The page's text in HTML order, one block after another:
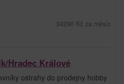
34290 Kč za měsíc
Hradec Králové
ostrahy do prodejny hobby